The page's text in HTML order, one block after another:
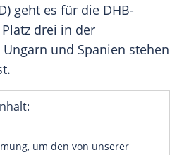
) geht es für die DHB-
drei in der
Ungarn und Spanien stehen
um den von unserer